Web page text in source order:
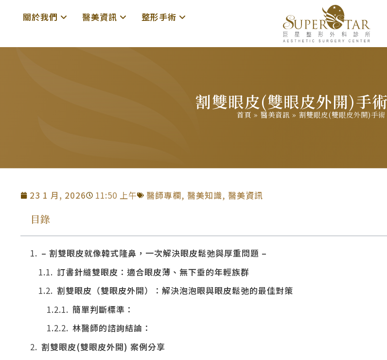
關於我們 醫美資訊 整形手術
割雙眼皮(雙眼皮外開)手
首頁 » 醫美資訊 » 割雙眼皮(雙眼皮外開)手
23 1 月, 2026 11:50 上午 醫師專欄, 醫美知識, 醫美資訊
目錄
– 割雙眼皮就像韓式隆鼻，一次解決眼皮鬆弛與厚重問題 –
訂書針縫雙眼皮：適合眼皮薄、無下垂的年輕族群
割雙眼皮（雙眼皮外開）：解決泡泡眼與眼皮鬆弛的最佳對策
簡單判斷標準：
林醫師的諮詢結論：
割雙眼皮(雙眼皮外開) 案例分享